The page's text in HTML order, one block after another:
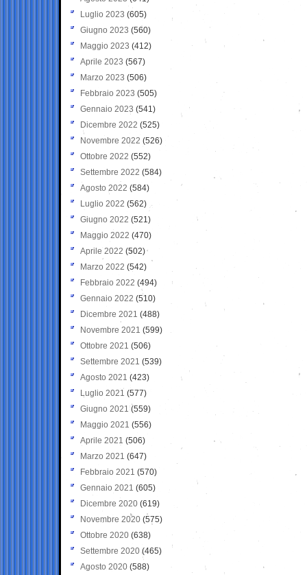
Luglio 2023 (605)
Giugno 2023 (560)
Maggio 2023 (412)
Aprile 2023 (567)
Marzo 2023 (506)
Febbraio 2023 (505)
Gennaio 2023 (541)
Dicembre 2022 (525)
Novembre 2022 (526)
Ottobre 2022 (552)
Settembre 2022 (584)
Agosto 2022 (584)
Luglio 2022 (562)
Giugno 2022 (521)
Maggio 2022 (470)
Aprile 2022 (502)
Marzo 2022 (542)
Febbraio 2022 (494)
Gennaio 2022 (510)
Dicembre 2021 (488)
Novembre 2021 (599)
Ottobre 2021 (506)
Settembre 2021 (539)
Agosto 2021 (423)
Luglio 2021 (577)
Giugno 2021(559)
Maggio 2021 (556)
Aprile 2021 (506)
Marzo 2021 (647)
Febbraio 2021 (570)
Gennaio 2021 (605)
Dicembre 2020 (619)
Novembre 2020 (575)
Ottobre 2020 (638)
Settembre 2020(465)
Agosto 2020 (588)